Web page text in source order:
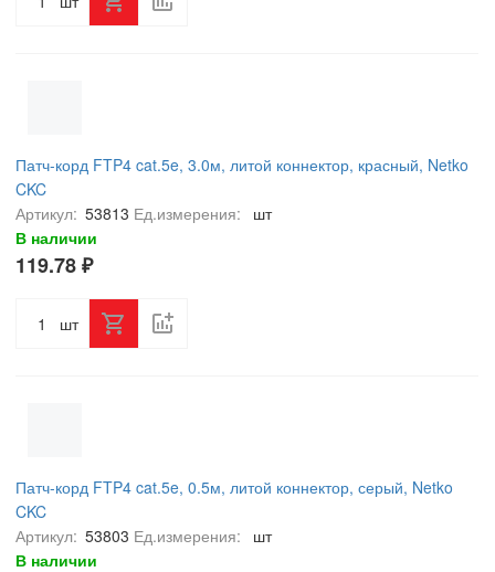
Патч-корд FTP4 cat.5e, 3.0м, литой коннектор, красный, Netko
CKC
Артикул: 53813 Ед.измерения:
шт
В наличии
119.78 ₽
шт
Патч-корд FTP4 cat.5e, 0.5м, литой коннектор, серый, Netko
CKC
Артикул: 53803 Ед.измерения:
шт
В наличии